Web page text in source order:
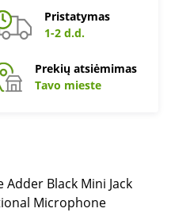
Pristatymas
1-2 d.d.
Prekių atsiėmimas
Tavo mieste
Adder Black Mini Jack
Microphone